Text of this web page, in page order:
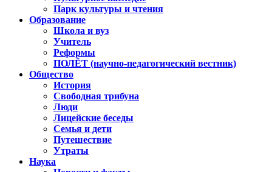
Парк культуры и чтения
Образование
Школа и вуз
Учитель
Реформы
ПОЛЁТ (научно-педагогический вестник)
Общество
История
Свободная трибуна
Люди
Лицейские беседы
Семья и дети
Путешествие
Утраты
Наука